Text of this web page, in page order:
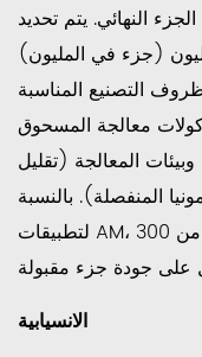
النهائي. يتم تحديد
(جزء في المليون)
التصنيع المناسبة
معالجة المسحوق
المعالجة (تقليل
المنفصلة). بالنسبة
لتطبيقات AM، عادةً ما يكون محتوى الأكسجين أقل من 300
الانسيابية